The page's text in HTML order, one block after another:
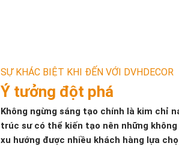
SỰ KHÁC BIỆT KHI ĐẾN VỚI DVHDECOR
Ý tưởng đột phá
Không ngừng sáng tạo chính là kim chỉ
trúc sư có thể kiến tạo nên những
xu hướng được nhiều khách hàng lựa